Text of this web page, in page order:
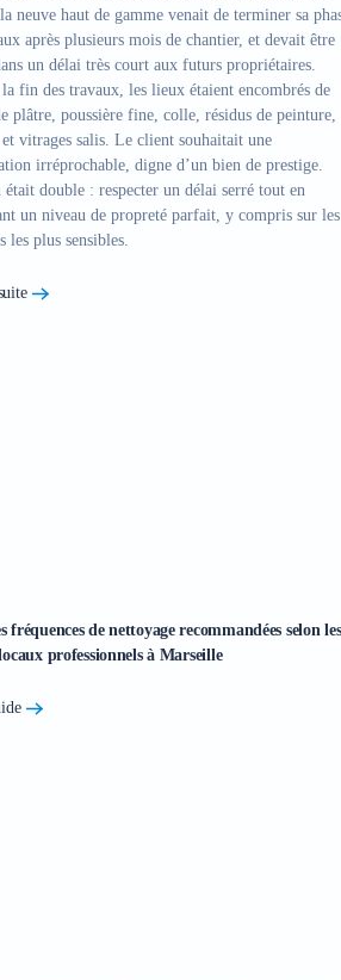
neuve haut de gamme venait de terminer sa
après plusieurs mois de chantier, et devait être
un délai très court aux futurs propriétaires.
fin des travaux, les lieux étaient encombrés de
plâtre, poussière fine, colle, résidus de peinture,
vitrages salis. Le client souhaitait une
irréprochable, digne d’un bien de prestige.
était double : respecter un délai serré tout en
un niveau de propreté parfait, y compris sur les
les plus sensibles.
fréquences de nettoyage recommandées selon les
professionnels à Marseille